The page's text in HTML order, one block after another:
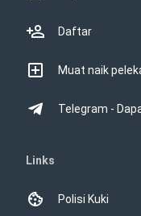
Daftar
Muat naik
Telegram -
Links
Polisi Kuki